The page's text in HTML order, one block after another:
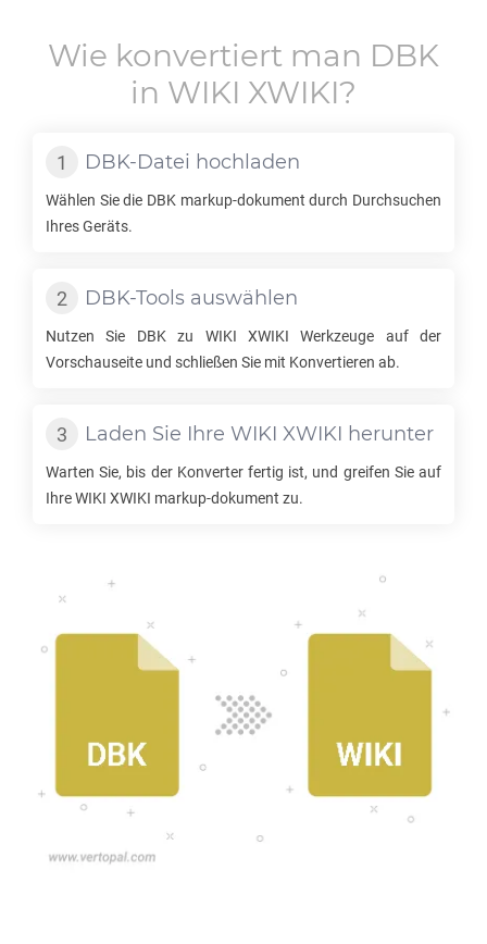
Wie konvertiert man DBK
in WIKI XWIKI?
DBK-Datei hochladen
Wählen Sie die DBK markup-dokument durch Durchsuchen
Ihres Geräts.
DBK-Tools auswählen
Nutzen Sie DBKzu WIKI XWIKI Werkzeuge auf der
Vorschauseite und schließen Sie mit Konvertieren ab.
Laden Sie Ihre WIKI XWIKI herunter
Warten Sie, bis der Konverter fertig ist, und greifen Sie auf
IhreWIKI XWIKI markup-dokument zu.